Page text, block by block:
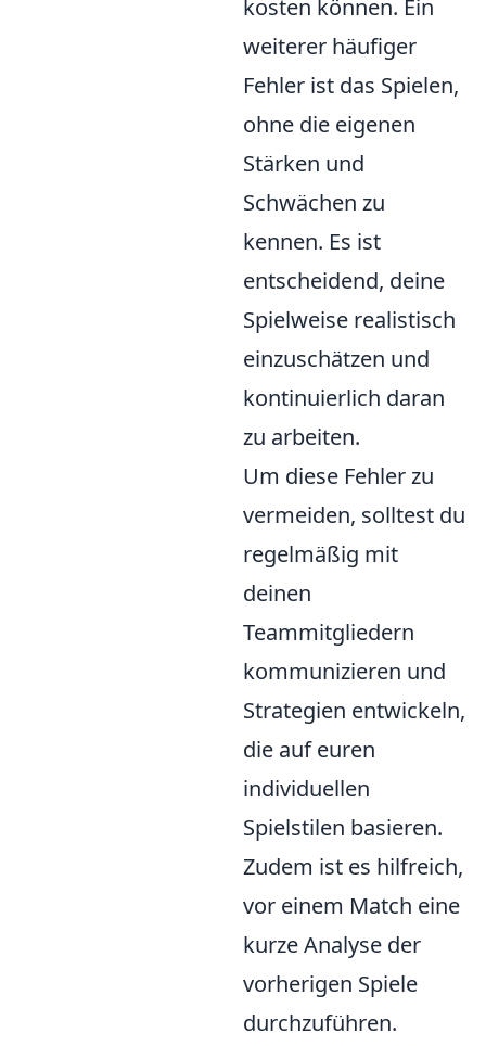
kosten können. Ein
weiterer häufiger
Fehler ist das Spielen,
ohne die eigenen
Stärken und
Schwächen zu
kennen. Es ist
entscheidend, deine
Spielweise realistisch
einzuschätzen und
kontinuierlich daran
zu arbeiten.
Um diese Fehler zu
vermeiden, solltest du
regelmäßig mit
deinen
Teammitgliedern
kommunizieren und
Strategien entwickeln,
die auf euren
individuellen
Spielstilen basieren.
Zudem ist es hilfreich,
vor einem Match eine
kurze Analyse der
vorherigen Spiele
durchzuführen.